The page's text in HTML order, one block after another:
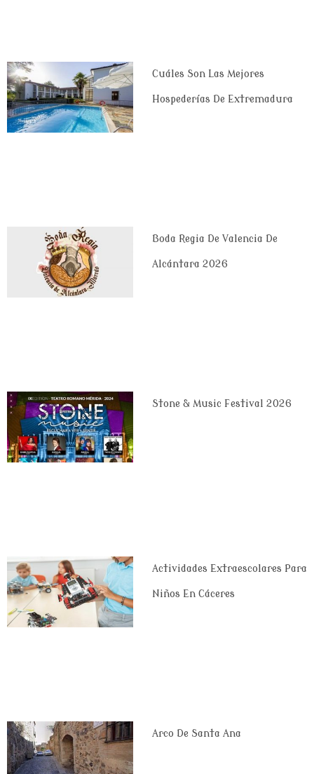
Cuáles Son Las Mejores
Hospederías De Extremadura
Boda Regia De Valencia De
Alcántara 2026
Stone & Music Festival 2026
Actividades Extraescolares Para
Niños En Cáceres
Arco De Santa Ana